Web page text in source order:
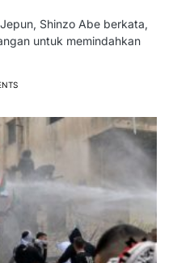
Shinzo Abe berkata,
untuk memindahkan